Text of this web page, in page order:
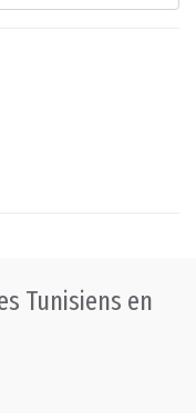
Tunisiens en